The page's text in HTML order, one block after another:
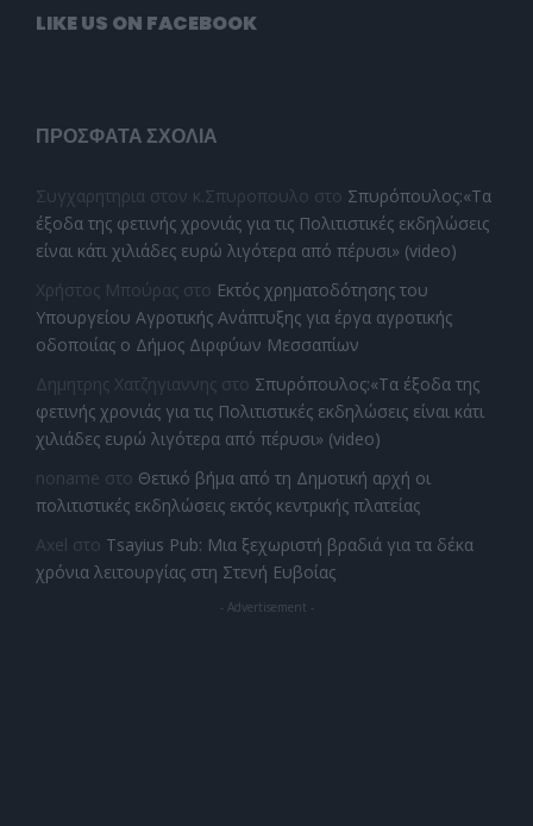
LIKE US ON FACEBOOK
ΠΡΌΣΦΑΤΑ ΣΧΌΛΙΑ
Συγχαρητηρια στον κ.Σπυροπουλο στο Σπυρόπουλος:«Τα
έξοδα της φετινής χρονιάς για τις Πολιτιστικές εκδηλώσεις
είναι κάτι χιλιάδες ευρώ λιγότερα από πέρυσι» (video)
Χρήστος Μπούρας στο Εκτός χρηματοδότησης του
Υπουργείου Αγροτικής Ανάπτυξης για έργα αγροτικής
οδοποιίας ο Δήμος Διρφύων Μεσσαπίων
Δημητρης Χατζηγιαννης στο Σπυρόπουλος:«Τα έξοδα της
φετινής χρονιάς για τις Πολιτιστικές εκδηλώσεις είναι κάτι
χιλιάδες ευρώ λιγότερα από πέρυσι» (video)
noname στο Θετικό βήμα από τη Δημοτική αρχή οι
πολιτιστικές εκδηλώσεις εκτός κεντρικής πλατείας
Axel στο Tsayius Pub: Μια ξεχωριστή βραδιά για τα δέκα
χρόνια λειτουργίας στη Στενή Ευβοίας
- Advertisement -